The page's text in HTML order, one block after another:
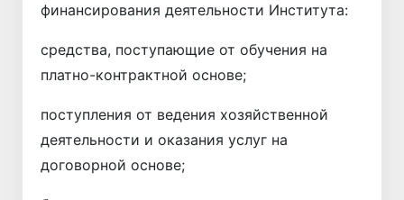
финансирования деятельности Института:
средства, поступающие от обучения на
платно-контрактной основе;
поступления от ведения хозяйственной
деятельности и оказания услуг на
договорной основе;